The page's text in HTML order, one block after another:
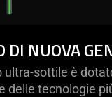
DI NUOVA
ultra-sottile è
delle tecnologie